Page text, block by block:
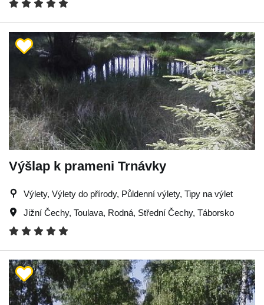
Výšlap k prameni Trnávky
Výlety, Výlety do přírody, Půldenní výlety, Tipy na výlet
Jižní Čechy, Toulava, Rodná, Střední Čechy, Táborsko